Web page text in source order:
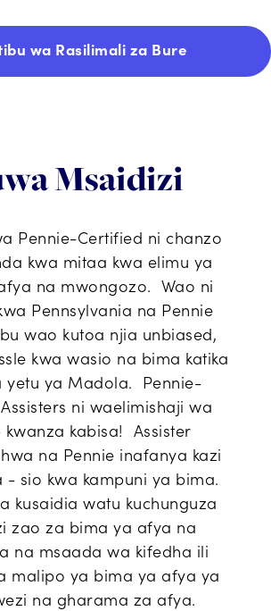
wa Rasilimali za Bure
Msaidizi
Pennie-Certified ni chanzo
kwa mitaa kwa elimu ya
na mwongozo. Wao ni
Pennsylvania na Pennie
wao kutoa njia unbiased,
kwa wasio na bima katika
yetu ya Madola. Pennie-
ni waelimishaji wa
kabisa! Assister
na Pennie inafanya kazi
- sio kwa kampuni ya bima.
kusaidia watu kuchunguza
zao za bima ya afya na
na msaada wa kifedha ili
malipo ya bima ya afya ya
na gharama za afya.